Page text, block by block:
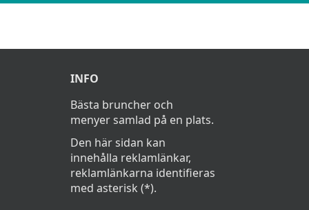
INFO
Bästa bruncher och
menyer samlad på en plats.
Den här sidan kan
innehålla reklamlänkar,
reklamlänkarna identifieras
med asterisk (*).